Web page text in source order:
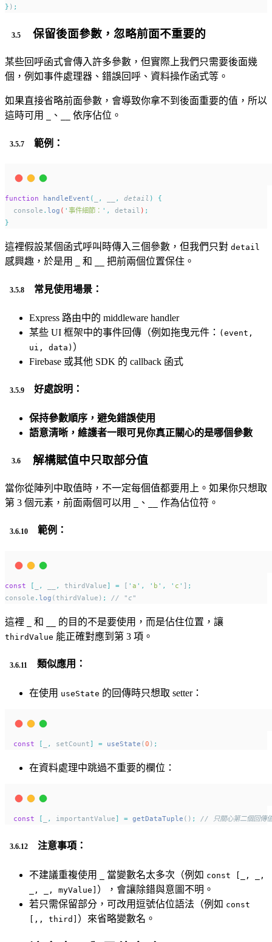
} ) ;
保留後面參數，忽略前面不重要的
某些回呼函式會傳入許多參數，但實際上我們只需要後面幾
個，例如事件處理器、錯誤回呼、資料操作函式等。
如果直接省略前面參數，會導致你拿不到後面重要的值，所以
這時可用
、 依序佔位。
範例：
function handleEvent ( , , detail )
{
console . log ( ' 事件細節： ' , detail ) ;
}
這裡假設某個函式呼叫時傳入三個參數，但我們只對 detail
感興趣，於是用 和 把前兩個位置保住。
常見使用場景：
Express 路由中的 middleware handler
某些 UI 框架中的事件回傳（例如拖曳元件： (event,
ui, data) ）
Firebase 或其他 SDK 的 callback 函式
好處說明：
保持參數順序，避免錯誤使用
語意清晰，維護者一眼可見你真正關心的是哪個參數
解構賦值中只取部分值
當你從陣列中取值時，不一定每個值都要用上。如果你只想取
第 3 個元素，前面兩個可以用
、 作為佔位符。
範例：
const [ , , thirdValue] = [ ' a ' , ' b ' , ' c ' ] ;
console . log (thirdValue) ; // "c"
這裡 和 的目的不是要使用，而是佔住位置，讓
thirdValue 能正確對應到第 3 項。
類似應用：
在使用 useState 的回傳時只想取 setter：
const [ , setCount] = useState (0 ) ;
在資料處理中跳過不重要的欄位：
const [ , importantValue] = getDataTuple () ; // 只關心第二個回傳
注意事項：
不建議重複使用 當變數名太多次（例如 const [_, _,
_, _, myValue] ），會讓除錯與意圖不明。
若只需保留部分，可改用逗號佔位語法（例如 const
[,, third] ）來省略變數名。